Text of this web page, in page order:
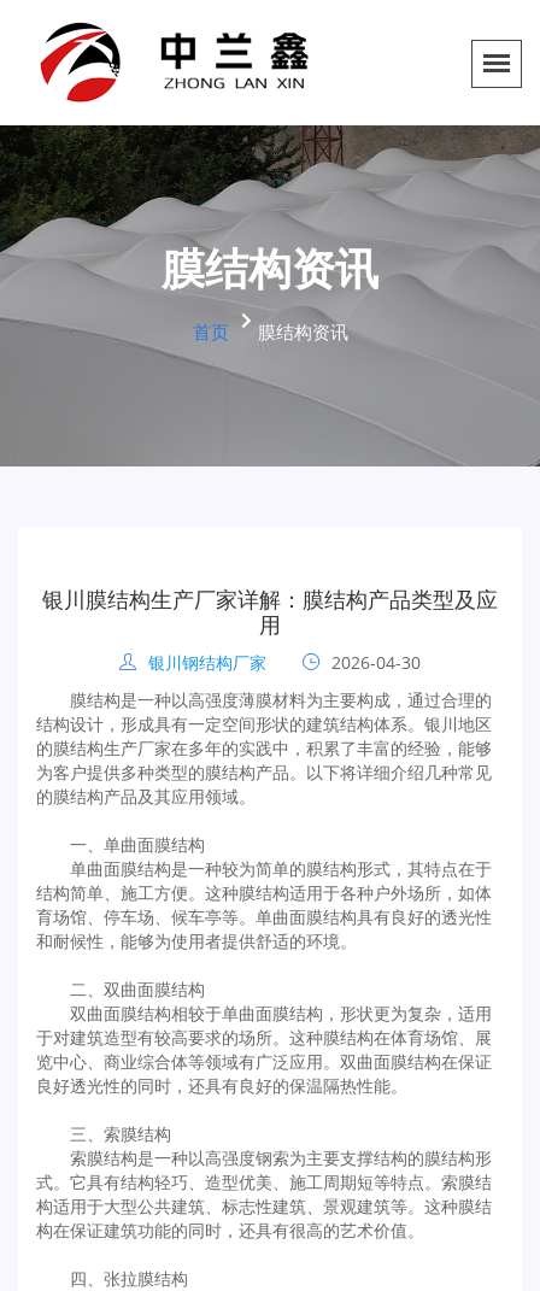
膜结构资讯
首页 膜结构资讯
银川膜结构生产厂家详解：膜结构产品类型及应
用
银川钢结构厂家
2026-04-30
膜结构是一种以高强度薄膜材料为主要构成，通过合理的
结构设计，形成具有一定空间形状的建筑结构体系。银川地区
的膜结构生产厂家在多年的实践中，积累了丰富的经验，能够
为客户提供多种类型的膜结构产品。以下将详细介绍几种常见
的膜结构产品及其应用领域。
一、单曲面膜结构
单曲面膜结构是一种较为简单的膜结构形式，其特点在于
结构简单、施工方便。这种膜结构适用于各种户外场所，如体
育场馆、停车场、候车亭等。单曲面膜结构具有良好的透光性
和耐候性，能够为使用者提供舒适的环境。
二、双曲面膜结构
双曲面膜结构相较于单曲面膜结构，形状更为复杂，适用
于对建筑造型有较高要求的场所。这种膜结构在体育场馆、展
览中心、商业综合体等领域有广泛应用。双曲面膜结构在保证
良好透光性的同时，还具有良好的保温隔热性能。
三、索膜结构
索膜结构是一种以高强度钢索为主要支撑结构的膜结构形
式。它具有结构轻巧、造型优美、施工周期短等特点。索膜结
构适用于大型公共建筑、标志性建筑、景观建筑等。这种膜结
构在保证建筑功能的同时，还具有很高的艺术价值。
四、张拉膜结构